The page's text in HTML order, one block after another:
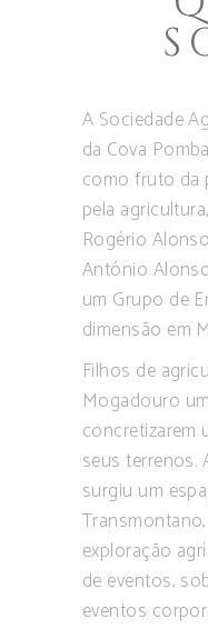
A Sociedade
da Cova
como fruto da
pela
Rogério
António
um Grupo de
dimensão em
Filhos de
Mogadouro
concretizarem
seus terrenos.
surgiu um
exploração
de eventos,
eventos